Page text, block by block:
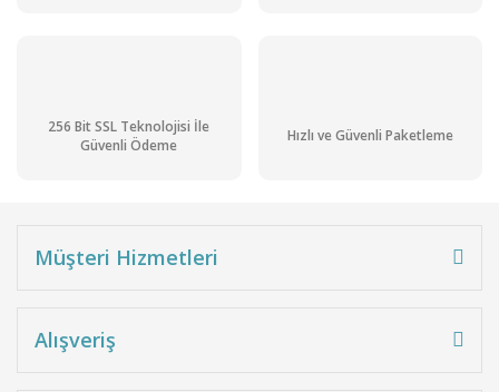
256 Bit SSL Teknolojisi İle
Güvenli Ödeme
Hızlı ve Güvenli Paketleme
Müşteri Hizmetleri
Alışveriş